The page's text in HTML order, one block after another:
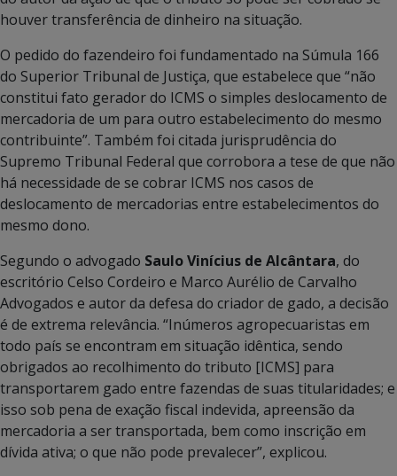
houver transferência de dinheiro na situação.
O pedido do fazendeiro foi fundamentado na Súmula 166
do Superior Tribunal de Justiça, que estabelece que “não
constitui fato gerador do ICMS o simples deslocamento de
mercadoria de um para outro estabelecimento do mesmo
contribuinte”. Também foi citada jurisprudência do
Supremo Tribunal Federal que corrobora a tese de que não
há necessidade de se cobrar ICMS nos casos de
deslocamento de mercadorias entre estabelecimentos do
mesmo dono.
Segundo o advogado Saulo Vinícius de Alcântara, do
escritório Celso Cordeiro e Marco Aurélio de Carvalho
Advogados e autor da defesa do criador de gado, a decisão
é de extrema relevância. “Inúmeros agropecuaristas em
todo país se encontram em situação idêntica, sendo
obrigados ao recolhimento do tributo [ICMS] para
transportarem gado entre fazendas de suas titularidades; e
isso sob pena de exação fiscal indevida, apreensão da
mercadoria a ser transportada, bem como inscrição em
dívida ativa; o que não pode prevalecer”, explicou.